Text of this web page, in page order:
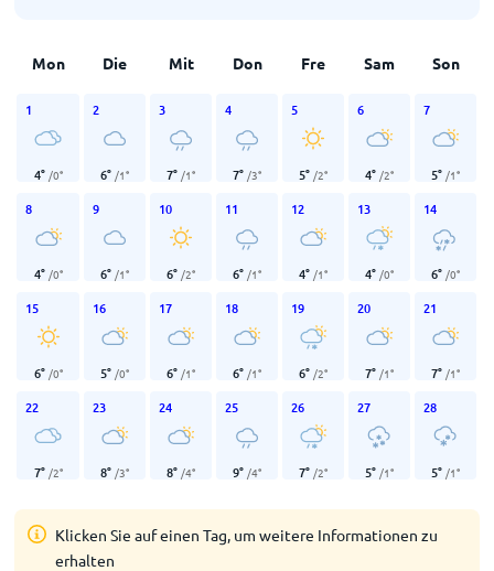
Mon Die Mit Don Fre Sam Son
1
4° /0°
2
6° /1°
3
7° /1°
4
7° /3°
5
5° /2°
6
4° /2°
7
5° /1°
8
4° /0°
9
6° /1°
10
6° /2°
11
6° /1°
12
4° /1°
13
4° /0°
14
6° /0°
15
6° /0°
16
5° /0°
17
6° /1°
18
6° /1°
19
6° /2°
20
7° /1°
21
7° /1°
22
7° /2°
23
8° /3°
24
8° /4°
25
9° /4°
26
7° /2°
27
5° /1°
28
5° /1°
Klicken Sie auf einen Tag, um weitere Informationen zu
erhalten